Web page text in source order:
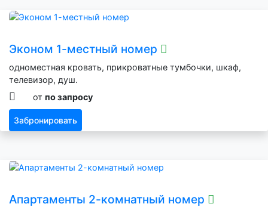
Эконом 1-местный номер
одноместная кровать, прикроватные тумбочки, шкаф,
телевизор, душ.
от по запросу
Забронировать
Апартаменты 2-комнатный номер